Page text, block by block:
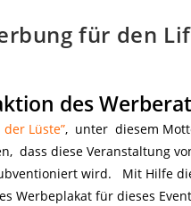
für den
des
Lüste”, unter diesem
dass diese Veranstaltung
wird. Mit Hilfe
Werbeplakat für dieses